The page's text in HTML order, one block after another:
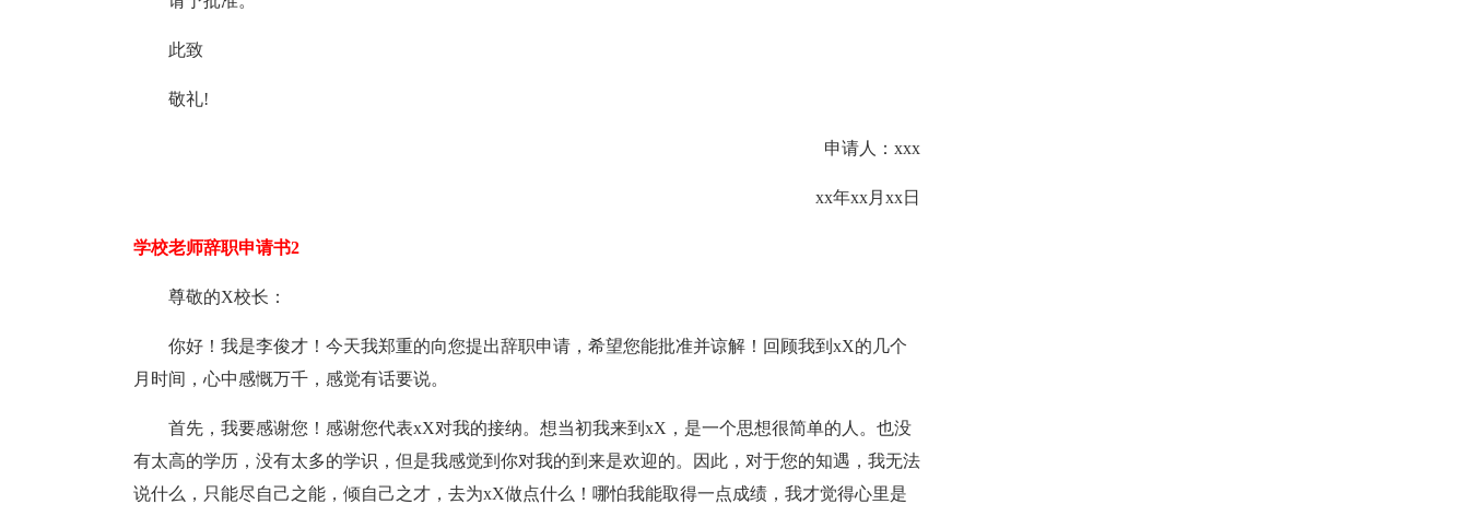
此致
敬礼!
申请人：xxx
xx年xx月xx日
学校老师辞职申请书2
尊敬的X校长：
你好！我是李俊才！今天我郑重的向您提出辞职申请，希望您能批准并谅解！回顾我到xX的几个
月时间，心中感慨万千，感觉有话要说。
首先，我要感谢您！感谢您代表xX对我的接纳。想当初我来到xX，是一个思想很简单的人。也没
有太高的学历，没有太多的学识，但是我感觉到你对我的到来是欢迎的。因此，对于您的知遇，我无法
说什么，只能尽自己之能，倾自己之才，去为xX做点什么！哪怕我能取得一点成绩，我才觉得心里是